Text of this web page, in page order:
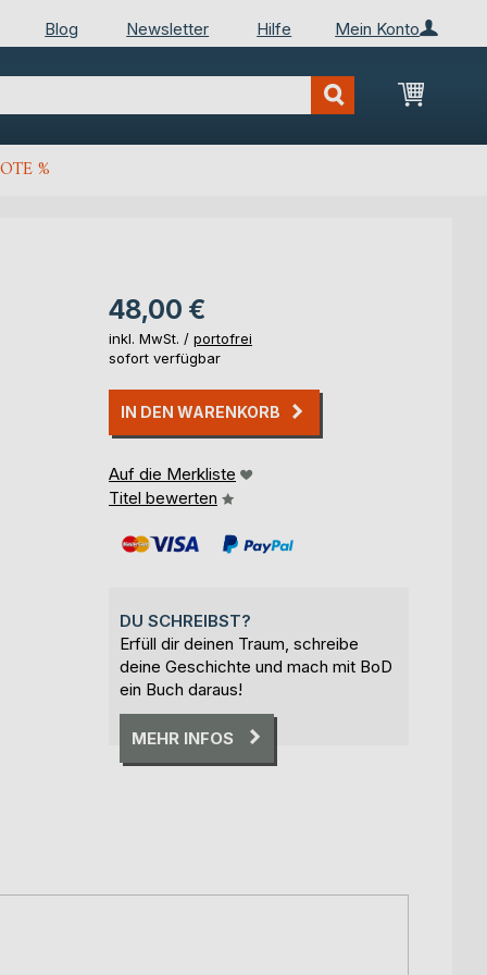
Mein Konto
Blog Newsletter Hilfe
Mein
%
48,00 €
inkl. MwSt. / portofrei
sofort verfügbar
IN DEN WARENKORB
Auf die Merkliste
Titel bewerten
DU SCHREIBST?
Erfüll dir deinen Traum, schreibe
deine Geschichte und mach mit BoD
ein Buch daraus!
MEHR INFOS